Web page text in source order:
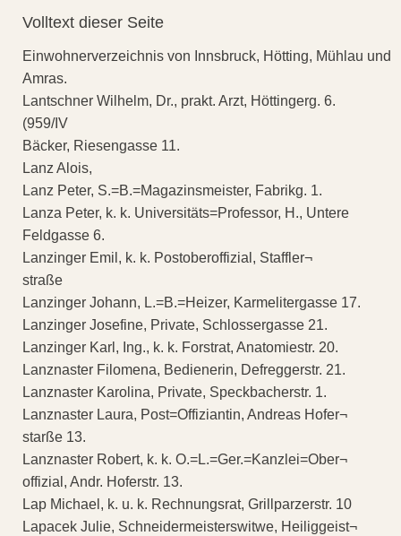
Volltext dieser Seite
Einwohnerverzeichnis von Innsbruck, Hötting, Mühlau und
Amras.
Lantschner Wilhelm, Dr., prakt. Arzt, Höttingerg. 6.
(959/IV
Bäcker, Riesengasse 11.
Lanz Alois,
Lanz Peter, S.=B.=Magazinsmeister, Fabrikg. 1.
Lanza Peter, k. k. Universitäts=Professor, H., Untere
Feldgasse 6.
Lanzinger Emil, k. k. Postoberoffizial, Staffler¬
straße
Lanzinger Johann, L.=B.=Heizer, Karmelitergasse 17.
Lanzinger Josefine, Private, Schlossergasse 21.
Lanzinger Karl, Ing., k. k. Forstrat, Anatomiestr. 20.
Lanznaster Filomena, Bedienerin, Defreggerstr. 21.
Lanznaster Karolina, Private, Speckbacherstr. 1.
Lanznaster Laura, Post=Offiziantin, Andreas Hofer¬
starße 13.
Lanznaster Robert, k. k. O.=L.=Ger.=Kanzlei=Ober¬
offizial, Andr. Hoferstr. 13.
Lap Michael, k. u. k. Rechnungsrat, Grillparzerstr. 10
Lapacek Julie, Schneidermeisterswitwe, Heiliggeist¬